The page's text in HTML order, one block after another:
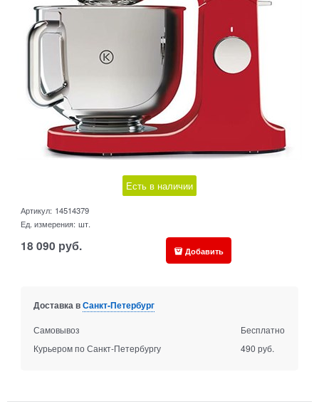
Есть в наличии
Артикул: 14514379
Ед. измерения: шт.
18 090 руб. Добавить
Доставка вСанкт-Петербург
Самовывоз
Бесплатно
Курьером по Санкт-Петербургу
490 руб.